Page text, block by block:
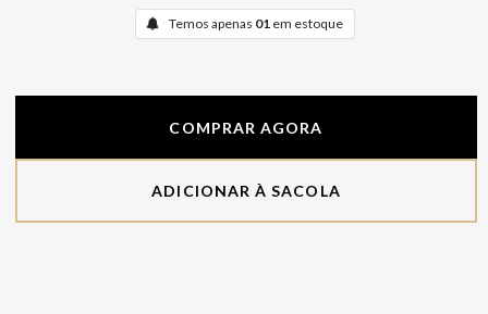
Temos apenas 01em estoque
COMPRAR AGORA
ADICIONAR À SACOLA